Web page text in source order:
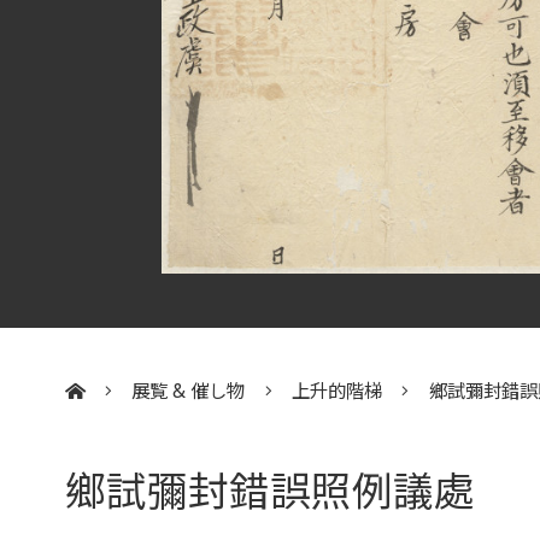
展覧 & 催し物 上升的階梯 鄉試彌封錯
鄉試彌封錯誤照例議處